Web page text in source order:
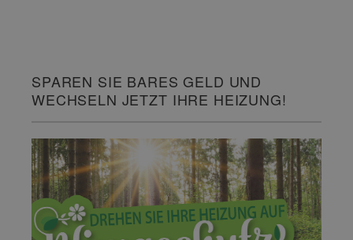
SPAREN SIE BARES GELD UND
WECHSELN JETZT IHRE HEIZUNG!